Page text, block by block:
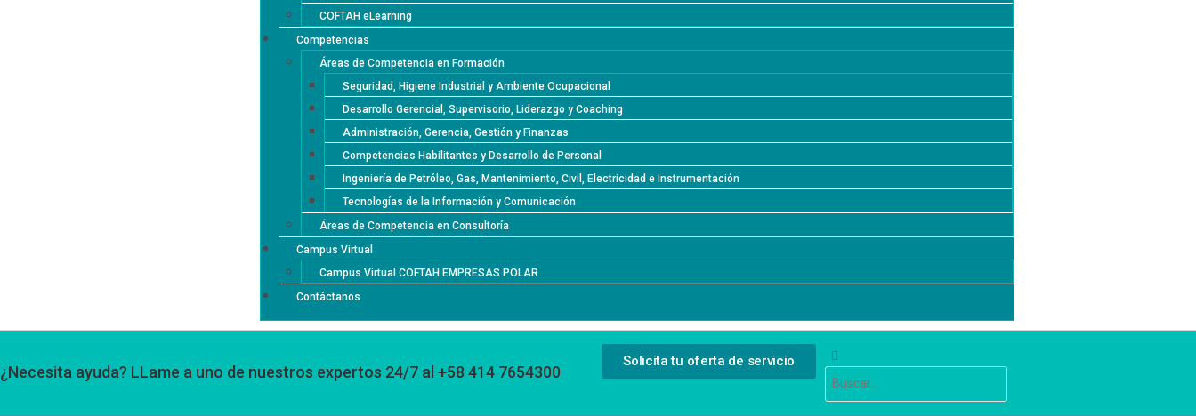
COFTAH eLearning
Competencias
Áreas de Competencia en Formación
Seguridad, Higiene Industrial y Ambiente Ocupacional
Desarrollo Gerencial, Supervisorio, Liderazgo y Coaching
Administración, Gerencia, Gestión y Finanzas
Competencias Habilitantes y Desarrollo de Personal
Ingeniería de Petróleo, Gas, Mantenimiento, Civil, Electricidad e Instrumentación
Tecnologías de la Información y Comunicación
Áreas de Competencia en Consultoría
Campus Virtual
Campus Virtual COFTAH EMPRESAS POLAR
Contáctanos
¿Necesita ayuda? LLame a uno de nuestros expertos 24/7 al +58 414 7654300
Solicita tu oferta de servicio